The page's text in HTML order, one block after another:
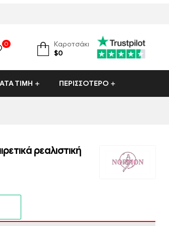
custom sex doll η πιο ακριβή κούκλα του σεξ
0
Καροτσάκι
$0
ΤΙΜΗ ΠΕΡΙΣΣΟΤΕΡΟ
ρεαλιστική